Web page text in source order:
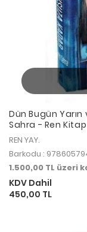
Dün Bugün
Sahra - Ren Kitap
REN YAY.
Barkodu :
1.500,00 TL üzeri
KDV Dahil
450,00 TL